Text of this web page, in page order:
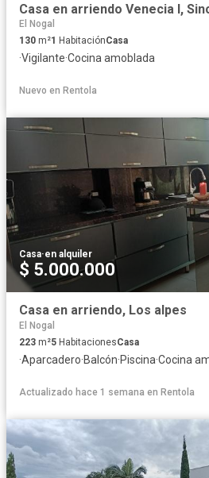
Casa en arriendo Venecia I,
El Nogal
130 m²1 HabitaciónCasa
·Vigilante·Cocina amoblada
Nuevo en Rentola
Casa·en alquiler
$ 5.000.000
Casa en arriendo, Los alpes
El Nogal
223 m²5 HabitacionesCasa
·Aparcadero·Balcón·Piscina·Cocina
Actualizado hace 1 semana en Rentola